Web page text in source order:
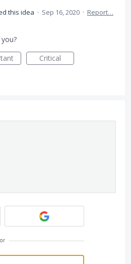
this idea · Sep 16, 2020 · Report…
Critical
or